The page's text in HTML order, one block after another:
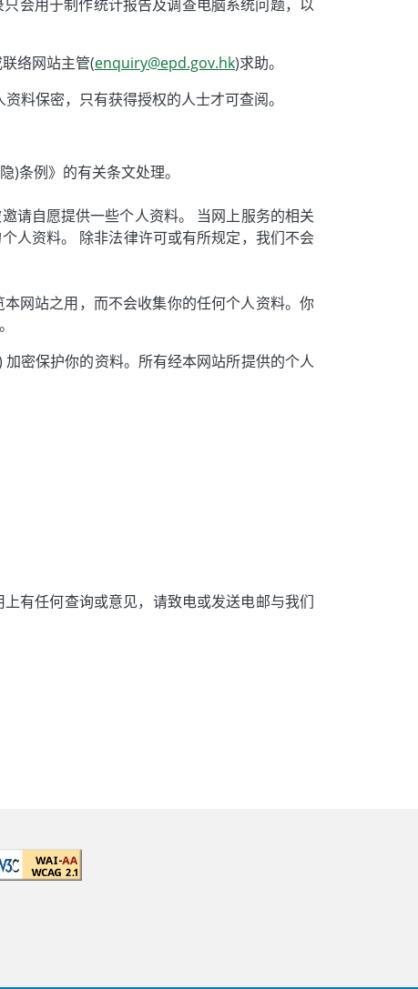
会用于制作统计报告及调查电脑系统问题，以
络网站主管(enquiry@epd.gov.hk)求助。
料保密，只有获得授权的人士才可查阅。
条例》的有关条文处理。
请自愿提供一些个人资料。 当网上服务的相关
人资料。 除非法律许可或有所规定，我们不会
网站之用，而不会收集你的任何个人资料。你
密保护你的资料。所有经本网站所提供的个人
有任何查询或意见，请致电或发送电邮与我们